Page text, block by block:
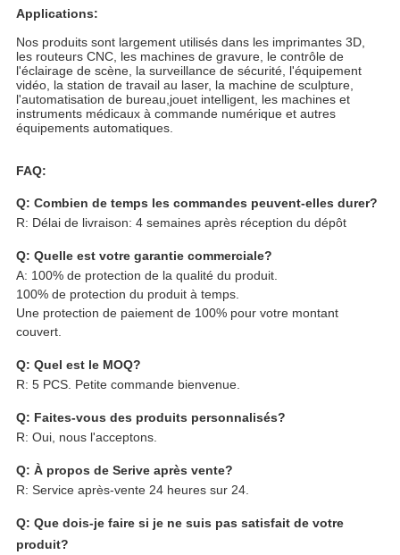
Applications:
Nos produits sont largement utilisés dans les imprimantes 3D,
les routeurs CNC, les machines de gravure, le contrôle de
l'éclairage de scène, la surveillance de sécurité, l'équipement
vidéo, la station de travail au laser, la machine de sculpture,
l'automatisation de bureau,jouet intelligent, les machines et
instruments médicaux à commande numérique et autres
équipements automatiques.
FAQ:
Q: Combien de temps les commandes peuvent-elles durer?
R: Délai de livraison: 4 semaines après réception du dépôt
Q: Quelle est votre garantie commerciale?
A: 100% de protection de la qualité du produit.
100% de protection du produit à temps.
Une protection de paiement de 100% pour votre montant
couvert.
Q: Quel est le MOQ?
R: 5 PCS. Petite commande bienvenue.
Q: Faites-vous des produits personnalisés?
R: Oui, nous l'acceptons.
Q: À propos de Serive après vente?
R: Service après-vente 24 heures sur 24.
Q: Que dois-je faire si je ne suis pas satisfait de votre
produit?